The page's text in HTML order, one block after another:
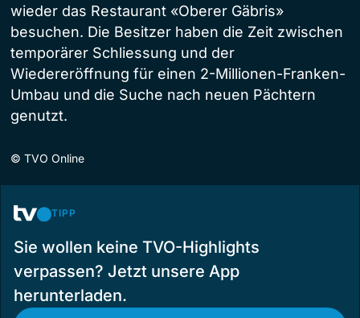
wieder das Restaurant «Oberer Gäbris»
besuchen. Die Besitzer haben die Zeit zwischen
temporärer Schliessung und der
Wiedereröffnung für einen 2-Millionen-Franken-
Umbau und die Suche nach neuen Pächtern
genutzt.
© TVO Online
TIPP
Sie wollen keine TVO-Highlights
verpassen? Jetzt unsere App
herunterladen.